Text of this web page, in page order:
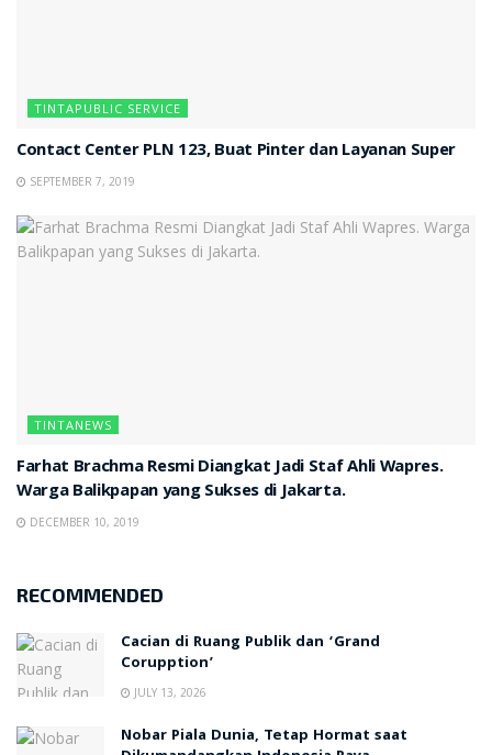
TINTAPUBLIC SERVICE
Contact Center PLN 123, Buat Pinter dan Layanan Super
SEPTEMBER 7, 2019
TINTANEWS
Farhat Brachma Resmi Diangkat Jadi Staf Ahli Wapres.
Warga Balikpapan yang Sukses di Jakarta.
DECEMBER 10, 2019
RECOMMENDED
Cacian di Ruang Publik dan ‘Grand
Corupption’
JULY 13, 2026
Nobar Piala Dunia, Tetap Hormat saat